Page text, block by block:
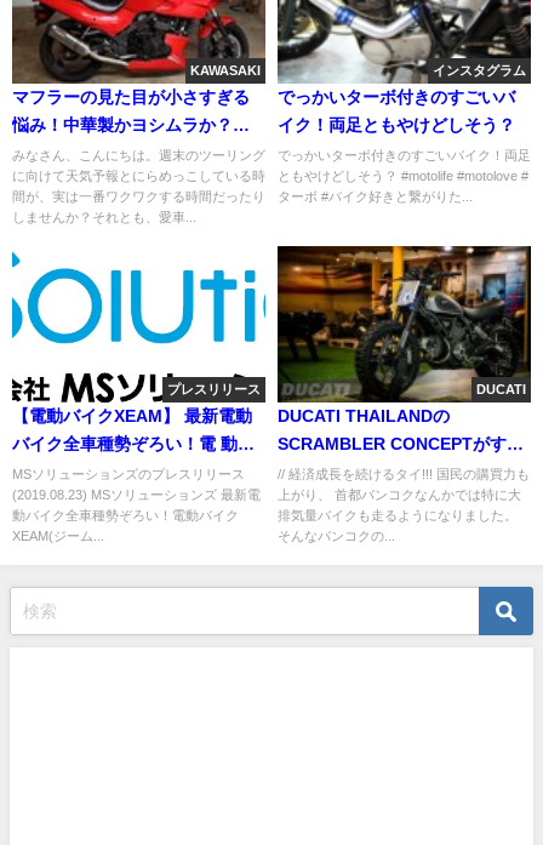
KAWASAKI
マフラーの見た目が小さすぎる
悩み！中華製かヨシムラか？
Z900乗りの決断
みなさん、こんにちは。週末のツーリング
に向けて天気予報とにらめっこしている時
間が、実は一番ワクワクする時間だったり
しませんか？それとも、愛車...
インスタグラム
でっかいターボ付きのすごいバ
イク！⁣両足ともやけどしそう？⁣
でっかいターボ付きのすごいバイク！⁣両足
ともやけどしそう？⁣ #motolife⁣ #motolove⁣ #
ターボ⁣ #バイク好きと繋がりた...
プレスリリース
【電動バイクXEAM】 最新電動
バイク全車種勢ぞろい！電 動バ
イクXEAM(ジーム)試乗会を9月7
日「サーキット秋ヶ瀬」で開
催！
MSソリューションズのプレスリリース
(2019.08.23) MSソリューションズ 最新電
動バイク全車種勢ぞろい！電動バイク
XEAM(ジーム...
DUCATI
DUCATI THAILANDの
SCRAMBLER CONCEPTがすご
い!!
// 経済成長を続けるタイ!!! 国民の購買力も
上がり、 首都バンコクなんかでは特に大
排気量バイクも走るようになりました。
そんなバンコクの...